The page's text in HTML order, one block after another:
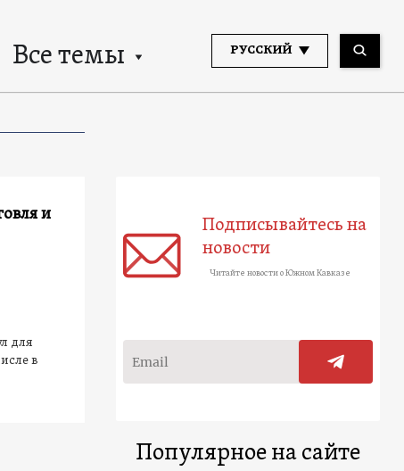
Все темы РУССКИЙ
и
для
в
Подписывайтесь на
новости
Читайте новости о Южном Кавказе
Популярное на сайте